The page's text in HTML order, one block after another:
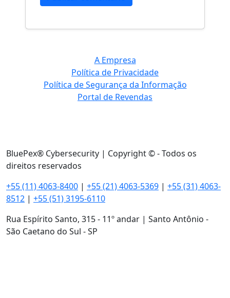
A Empresa
Política de Privacidade
Política de Segurança da Informação
Portal de Revendas
BluePex® Cybersecurity | Copyright © - Todos os
direitos reservados
+55 (11) 4063-8400 | +55 (21) 4063-5369 | +55 (31) 4063-
8512 | +55 (51) 3195-6110
Rua Espírito Santo, 315 - 11º andar | Santo Antônio -
São Caetano do Sul - SP